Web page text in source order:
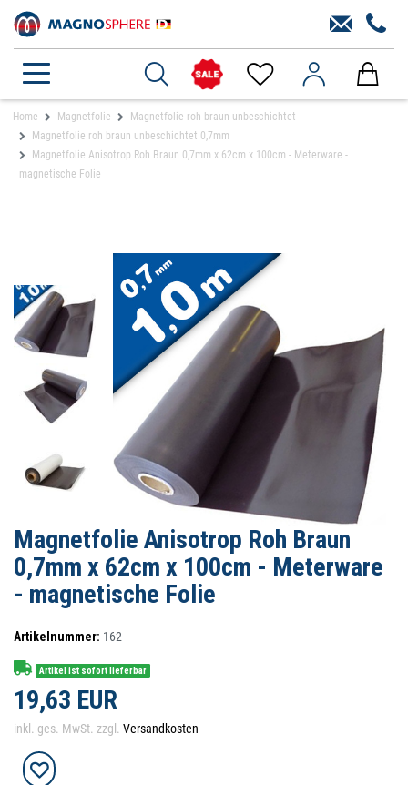
Home Magnetfolie
Magnetfolie roh-braun unbeschichtet
Magnetfolie roh braun unbeschichtet 0,7mm
Magnetfolie Anisotrop Roh Braun 0,7mm x 62cm x 100cm - Meterware -
magnetische Folie
Magnetfolie Anisotrop Roh Braun
0,7mm x 62cm x 100cm - Meterware
- magnetische Folie
Artikelnummer: 162
Artikel ist sofort lieferbar
19,63 EUR
inkl. ges. MwSt. zzgl. Versandkosten